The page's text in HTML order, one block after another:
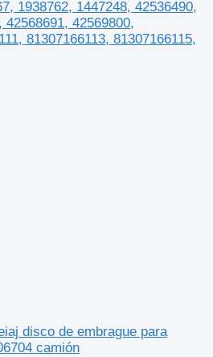
1938762, 1447248, 42536490,
42568691, 42569800,
81307166113, 81307166115,
disco de embrague para
camión